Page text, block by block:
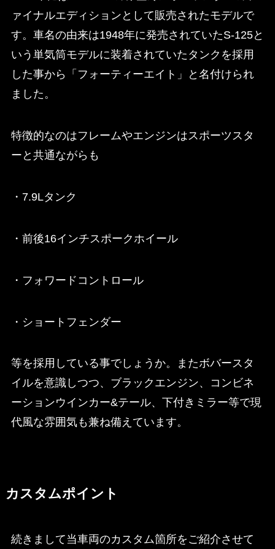
ァイナルエディションとして販売されたモデルで
す。車名の由来は1948年に発売されていたS-125と
いう単気筒モデルに装着されていたタンクを採用
した事から「フォーティーエイト」と名付けられ
ました。
特徴的なのはフレームやエンジンはスポーツスタ
ーと共通ながらも
・7.9Lタンク
・前後16インチスポークホイール
・フォワードコントロール
・ショートフェンダー
等を採用している事でしょうか。またボバースタ
イルを意識しつつ、ブラックエンジン、コンビネ
ーションウインカー&テール、下付きミラー等で現
代風な雰囲気も兼ね備えています。
カスタムポイント
続きまして当車両のカスタム箇所をご紹介させて